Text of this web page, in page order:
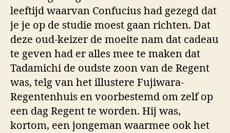
leeftijd waarvan Confucius had gezegd dat
je je op de studie moest gaan richten. Dat
deze oud-keizer de moeite nam dat cadeau
te geven had er alles mee te maken dat
Tadamichi de oudste zoon van de Regent
was, telg van het illustere Fujiwara-
Regentenhuis en voorbestemd om zelf op
een dag Regent te worden. Hij was,
kortom, een jongeman waarmee ook het